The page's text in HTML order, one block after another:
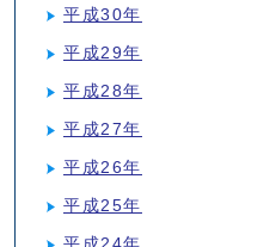
平成30年
平成29年
平成28年
平成27年
平成26年
平成25年